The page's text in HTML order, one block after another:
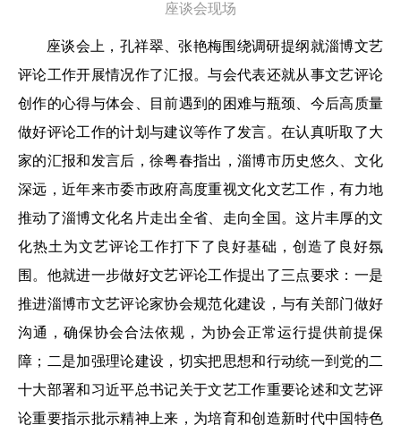
座谈会现场
座谈会上，孔祥翠、张艳梅围绕调研提纲就淄博文艺
评论工作开展情况作了汇报。与会代表还就从事文艺评论
创作的心得与体会、目前遇到的困难与瓶颈、今后高质量
做好评论工作的计划与建议等作了发言。在认真听取了大
家的汇报和发言后，徐粤春指出，淄博市历史悠久、文化
深远，近年来市委市政府高度重视文化文艺工作，有力地
推动了淄博文化名片走出全省、走向全国。这片丰厚的文
化热土为文艺评论工作打下了良好基础，创造了良好氛
围。他就进一步做好文艺评论工作提出了三点要求：一是
推进淄博市文艺评论家协会规范化建设，与有关部门做好
沟通，确保协会合法依规，为协会正常运行提供前提保
障；二是加强理论建设，切实把思想和行动统一到党的二
十大部署和习近平总书记关于文艺工作重要论述和文艺评
论重要指示批示精神上来，为培育和创造新时代中国特色